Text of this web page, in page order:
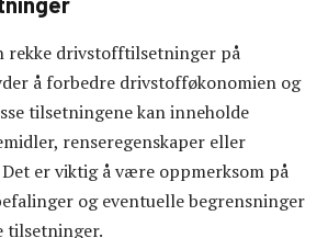
rekke drivstofftilsetninger på
å forbedre drivstofføkonomien og
tilsetningene kan inneholde
renseregenskaper eller
er viktig å være oppmerksom på
og eventuelle begrensninger
tilsetninger.